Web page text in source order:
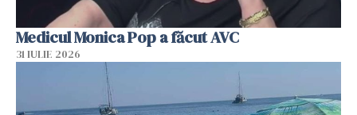
Medicul Monica Pop a făcut AVC
31 IULIE 2026